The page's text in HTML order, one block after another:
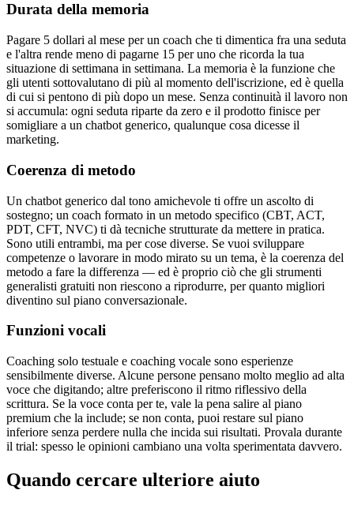
Durata della memoria
Pagare 5 dollari al mese per un coach che ti dimentica fra una seduta
e l'altra rende meno di pagarne 15 per uno che ricorda la tua
situazione di settimana in settimana. La memoria è la funzione che
gli utenti sottovalutano di più al momento dell'iscrizione, ed è quella
di cui si pentono di più dopo un mese. Senza continuità il lavoro non
si accumula: ogni seduta riparte da zero e il prodotto finisce per
somigliare a un chatbot generico, qualunque cosa dicesse il
marketing.
Coerenza di metodo
Un chatbot generico dal tono amichevole ti offre un ascolto di
sostegno; un coach formato in un metodo specifico (CBT, ACT,
PDT, CFT, NVC) ti dà tecniche strutturate da mettere in pratica.
Sono utili entrambi, ma per cose diverse. Se vuoi sviluppare
competenze o lavorare in modo mirato su un tema, è la coerenza del
metodo a fare la differenza — ed è proprio ciò che gli strumenti
generalisti gratuiti non riescono a riprodurre, per quanto migliori
diventino sul piano conversazionale.
Funzioni vocali
Coaching solo testuale e coaching vocale sono esperienze
sensibilmente diverse. Alcune persone pensano molto meglio ad alta
voce che digitando; altre preferiscono il ritmo riflessivo della
scrittura. Se la voce conta per te, vale la pena salire al piano
premium che la include; se non conta, puoi restare sul piano
inferiore senza perdere nulla che incida sui risultati. Provala durante
il trial: spesso le opinioni cambiano una volta sperimentata davvero.
Quando cercare ulteriore aiuto